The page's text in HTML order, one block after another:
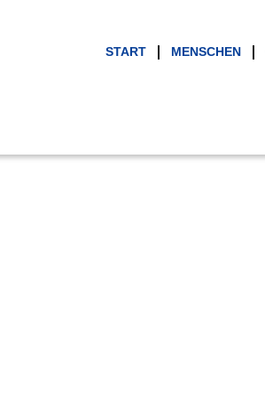
START MENSCHEN